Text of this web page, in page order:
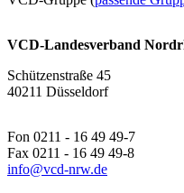
VCD-Landesverband
Schützenstraße 45
40211 Düsseldorf
Fon 0211 - 16 49 49-7
Fax 0211 - 16 49 49-8
info@vcd-nrw.de